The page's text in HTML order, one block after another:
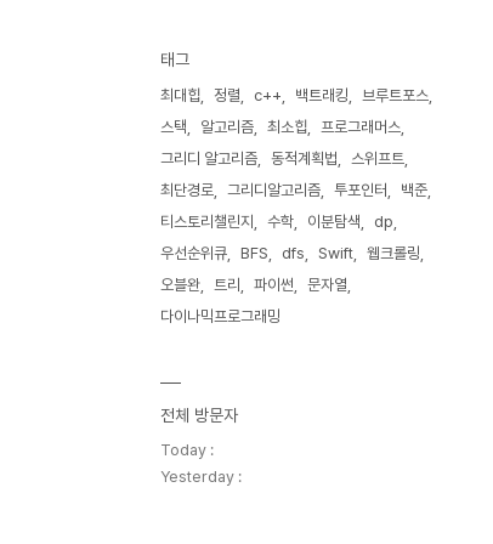
태그
최대힙 정렬 c++ 백트래킹
브루트포스
스택
알고리즘 최소힙
프로그래머스
그리디 알고리즘
동적계획법
스위프트
최단경로
그리디알고리즘 투포인터
백준
티스토리챌린지
수학 이분탐색
dp
우선순위큐
BFS dfs Swift
웹크롤링
오블완
트리 파이썬
문자열
다이나믹프로그래밍
전체 방문자
Today :
Yesterday :